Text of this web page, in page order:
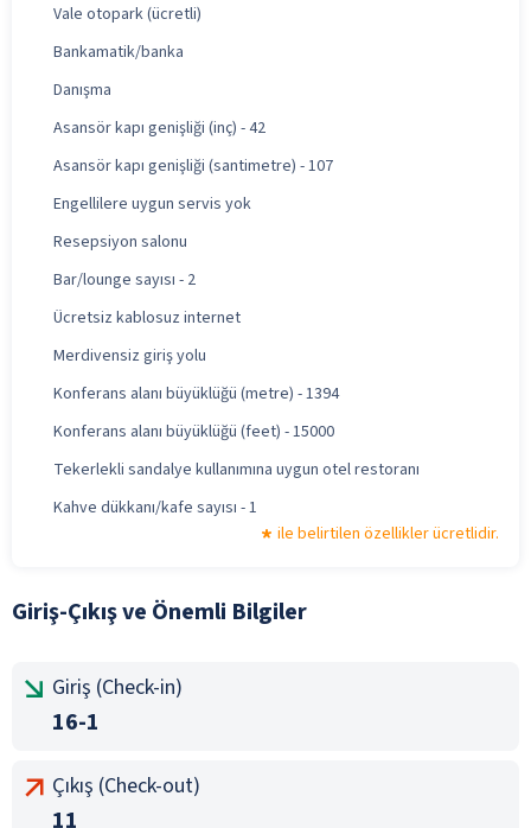
Vale otopark (ücretli)
Bankamatik/banka
Danışma
Asansör kapı genişliği (inç) - 42
Asansör kapı genişliği (santimetre) - 107
Engellilere uygun servis yok
Resepsiyon salonu
Bar/lounge sayısı - 2
Ücretsiz kablosuz internet
Merdivensiz giriş yolu
Konferans alanı büyüklüğü (metre) - 1394
Konferans alanı büyüklüğü (feet) - 15000
Tekerlekli sandalye kullanımına uygun otel restoranı
Kahve dükkanı/kafe sayısı - 1
ile belirtilen özellikler ücretlidir.
Giriş-Çıkış ve Önemli Bilgiler
Giriş (Check-in)
16-1
Çıkış (Check-out)
11